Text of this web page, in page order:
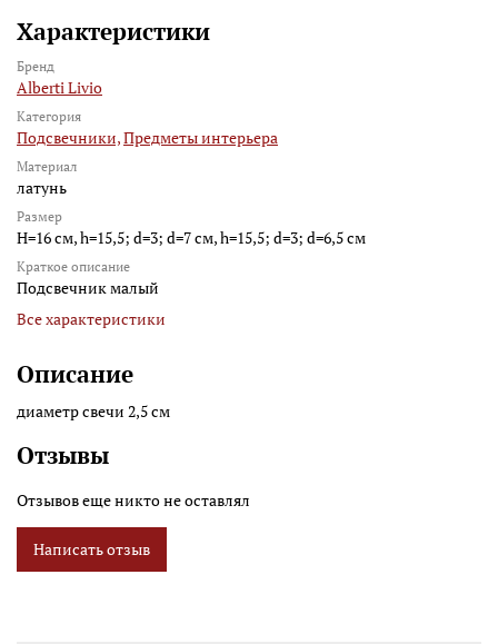
Характеристики
Бренд
Alberti Livio
Категория
Подсвечники,Предметы интерьера
Материал
латунь
Размер
H=16 см, h=15,5; d=3; d=7 см, h=15,5; d=3; d=6,5 см
Краткое описание
Подсвечник малый
Все характеристики
Описание
диаметр свечи 2,5 см
Отзывы
Отзывов еще никто не оставлял
Написать отзыв